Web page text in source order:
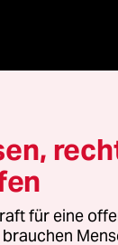
und Vertriebs
Bei rechtlichen
lizenzen@taz.de
für eine